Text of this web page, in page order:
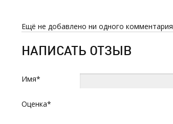
Ещё не добавлено ни одного комментария
НАПИСАТЬ ОТЗЫВ
Имя*
Оценка*